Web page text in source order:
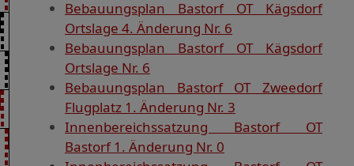
Bebauungsplan Bastorf OT Kägsdorf
Ortslage 4. Änderung Nr. 6
Bebauungsplan Bastorf OT Kägsdorf
Ortslage Nr. 6
Bebauungsplan Bastorf OT Zweedorf
Flugplatz 1. Änderung Nr. 3
Innenbereichssatzung Bastorf OT
Bastorf 1. Änderung Nr. 0